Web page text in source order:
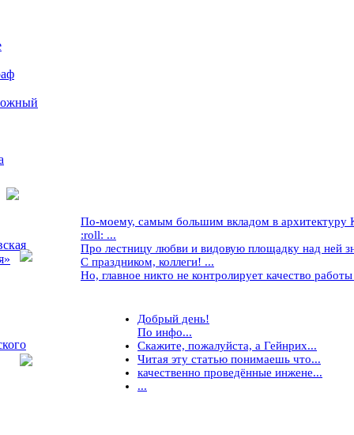
По-моему, самым большим вкладом в архитектуру
:roll: ...
Про лестницу любви и видовую площадку над ней
С праздником, коллеги! ...
Но, главное никто не контролирует качество
Добрый день!
По инфо...
Скажите, пожалуйста, а Гейнрих...
Читая эту статью понимаешь что...
качественно проведённые инжене...
...